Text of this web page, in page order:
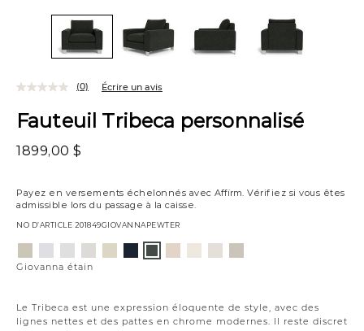
Fauteuil Tribeca personnalisé
1899,00 $
Payez en versements échelonnés avec Affirm. Vérifiez si vous êtes
admissible lors du passage à la caisse.
NO D’ARTICLE 201849GIOVANNAPEWTER
Le Tribeca est une expression éloquente de style, avec des
lignes nettes et des pattes en chrome modernes. Il reste discret
(0) Écrire un avis
Variations
platineneigeargenture
poussièrecharbon
Giovanna étain